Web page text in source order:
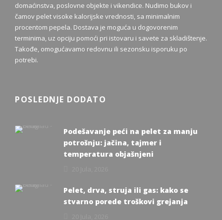
domaćinstva, poslovne objekte i vikendice. Nudimo bukov i
čamov pelet visoke kalorijske vrednosti, sa minimalnim
procentom pepela. Dostava je moguća u dogovorenim
terminima, uz opciju pomoći pri istovaru i savete za skladištenje.
Takođe, omogućavamo redovnu ili sezonsku isporuku po
potrebi.
POSLEDNJE DODATO
Podešavanje peći na pelet za manju
potrošnju: jačina, tajmer i
temperatura objašnjeni
Pelet, drva, struja ili gas: kako se
stvarno porede troškovi grejanja